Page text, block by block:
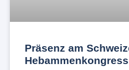
Präsenz am
Hebammenkongress